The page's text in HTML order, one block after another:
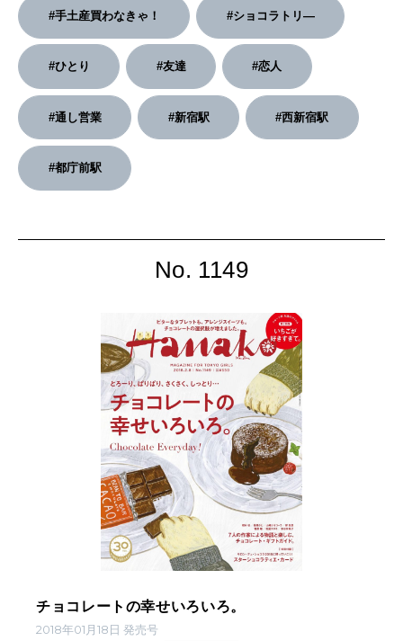
#手土産買わなきゃ！ #ショコラトリ―
#ひとり #友達 #恋人
#通し営業 #新宿駅 #西新宿駅
#都庁前駅
No. 1149
チョコレートの幸せいろいろ。
2018年01月18日 発売号